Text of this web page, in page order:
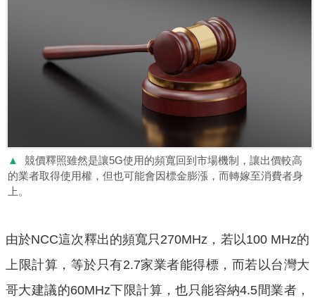
▲
競價釋照雖然是讓5G使用的頻寬回到市場機制，讓出價較高
的業者取得使用權，但也可能會因標金膨漲，而轉嫁至消費者身
上。
由於NCC這次釋出的頻寬只270MHz，若以100 MHz的
上限計算，等於只有2.7家業者能得標，而若以台灣大
哥大建議的60MHz下限計算，也只能容納4.5間業者，